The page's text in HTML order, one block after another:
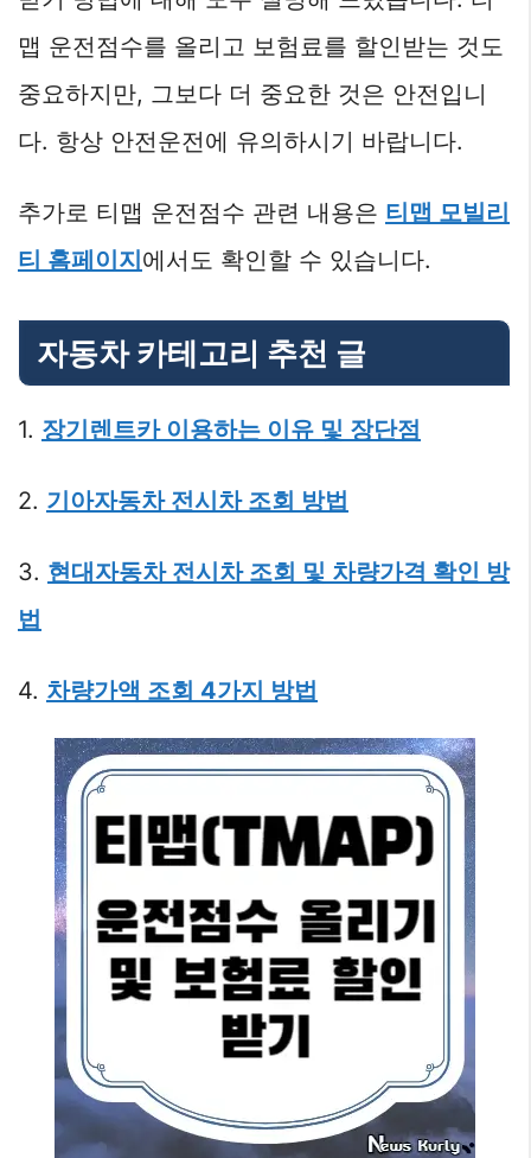
맵 운전점수를 올리고 보험료를 할인받는 것도
중요하지만, 그보다 더 중요한 것은 안전입니
다. 항상 안전운전에 유의하시기 바랍니다.
추가로 티맵 운전점수 관련 내용은 티맵 모빌리
티 홈페이지에서도 확인할 수 있습니다.
자동차 카테고리 추천 글
1. 장기렌트카 이용하는 이유 및 장단점
2. 기아자동차 전시차 조회 방법
3. 현대자동차 전시차 조회 및 차량가격 확인 방
법
4. 차량가액 조회 4가지 방법